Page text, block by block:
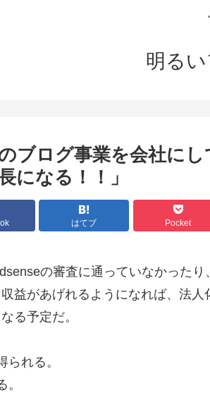
明る
のブログ事業を会社に
になる！！」
はてブ Pocket
の審査に通っていなかった
益があげれるようになれば、法
る予定だ。
られる。
。